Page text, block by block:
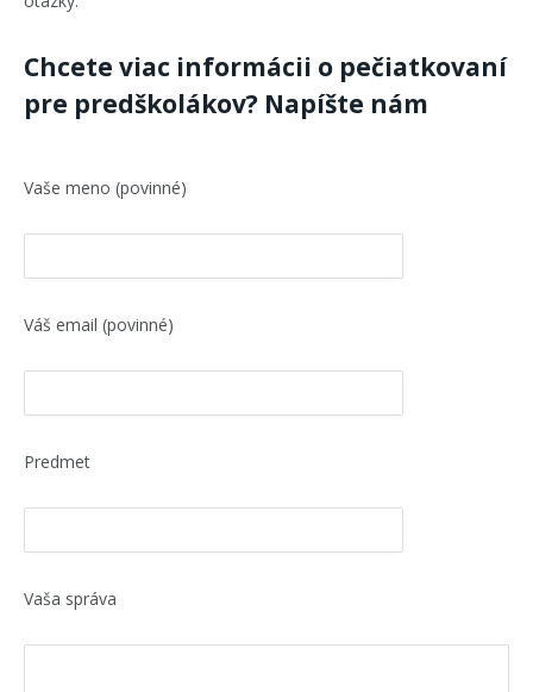
Chcete viac informácii o pečiatkovaní
pre predškolákov? Napíšte nám
Vaše meno (povinné)
Váš email (povinné)
Predmet
Vaša správa